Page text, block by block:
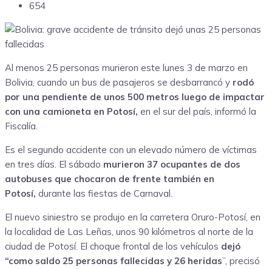
654
Al menos 25 personas murieron este lunes 3 de marzo en
Bolivia, cuando un bus de pasajeros se desbarrancó y rodó
por una pendiente de unos 500 metros luego de impactar
con una camioneta en Potosí, en el sur del país, informó la
Fiscalía.
Es el segundo accidente con un elevado número de víctimas
en tres días. El sábado murieron 37 ocupantes de dos
autobuses que chocaron de frente también en
Potosí, durante las fiestas de Carnaval.
El nuevo siniestro se produjo en la carretera Oruro-Potosí, en
la localidad de Las Leñas, unos 90 kilómetros al norte de la
ciudad de Potosí. El choque frontal de los vehículos dejó
“como saldo 25 personas fallecidas y 26 heridas”, precisó